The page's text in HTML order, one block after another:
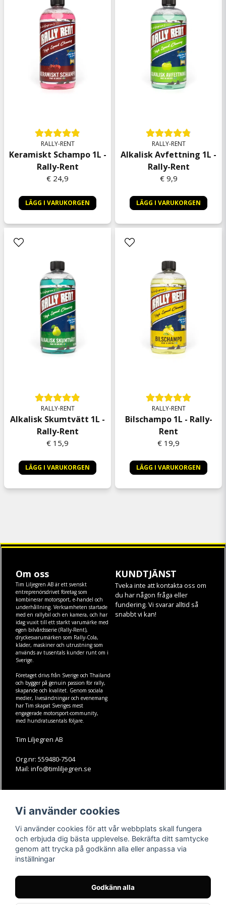
RALLY-RENT
Keramiskt Schampo 1L -
Rally-Rent
€ 24,9
LÄGG I VARUKORGEN
RALLY-RENT
Alkalisk Avfettning 1L -
Rally-Rent
€ 9,9
LÄGG I VARUKORGEN
RALLY-RENT
Alkalisk Skumtvätt 1L -
Rally-Rent
€ 15,9
LÄGG I VARUKORGEN
RALLY-RENT
Bilschampo 1L - Rally-
Rent
€ 19,9
LÄGG I VARUKORGEN
Om oss
Tim Liljegren AB är ett svenskt
entreprenörsdrivet företag som
kombinerar motorsport, e-handel och
underhållning. Verksamheten startade
med en rallybil och en kamera, och har
idag vuxit till ett starkt varumärke med
egen bilvårdsserie (Rally-Rent),
dryckesvarumärken som Rally-Cola,
kläder, maskineroch utrustning som
används av tusentals kunder runt om i
Sverige.
Företaget drivs från Sverige och Thailand
och bygger på genuin passion för rally,
skapande och kvalitet. Genom sociala
medier, livesändningar och evenemang
har Tim skapat Sveriges mest
engagerade motorsport-community,
med hundratusentals följare.
Tim Liljegren AB
Org.nr: 559480-7504
Mail: info@timliljegren.se
KUNDTJÄNST
Tveka inte att kontakta oss om
du har någon fråga eller
fundering. Vi svarar alltid så
snabbt vi kan!
Köpvillkor
Kontakt
Youtube-videos
Instagram
Youtube
TikTok
Vi använder cookies
Vi använder cookies för att vår webbplats skall fungera
och erbjuda dig bästa upplevelse. Bekräfta ditt samtycke
genom att trycka på godkänn alla eller anpassa via
inställningar
Godkänn alla